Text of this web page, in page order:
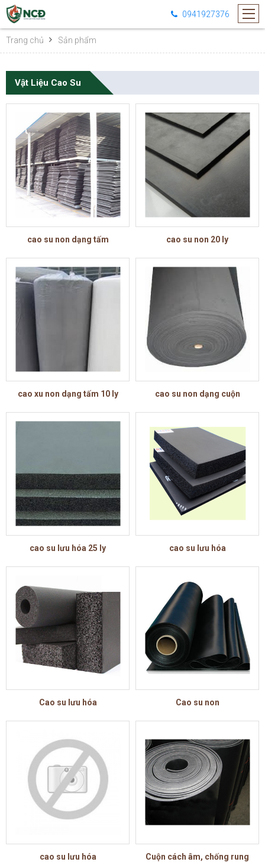
0941927376
Trang chủ Sản phẩm
Vật Liệu Cao Su
cao su non dạng tấm cao su non 20 ly
cao xu non dạng tấm 10 ly cao su non dạng cuộn
cao su lưu hóa 25 ly cao su lưu hóa
Cao su lưu hóa Cao su non
cao su lưu hóa Cuộn cách âm, chống rung